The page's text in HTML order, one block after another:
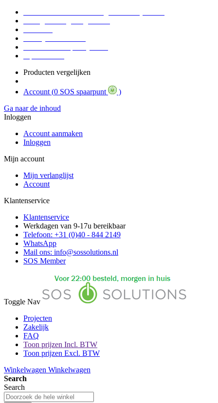
Producten vergelijken
Account (0 SOS spaarpunt
)
Ga naar de inhoud
Inloggen
Account aanmaken
Inloggen
Mijn account
Mijn verlanglijst
Account
Klantenservice
Klantenservice
Werkdagen van 9-17u bereikbaar
Telefoon: +31 (0)40 - 844 2149
WhatsApp
Mail ons: info@sossolutions.nl
SOS Member
Toggle Nav
Projecten
Zakelijk
FAQ
Toon prijzen Incl. BTW
Toon prijzen Excl. BTW
Winkelwagen Winkelwagen
Search
Search